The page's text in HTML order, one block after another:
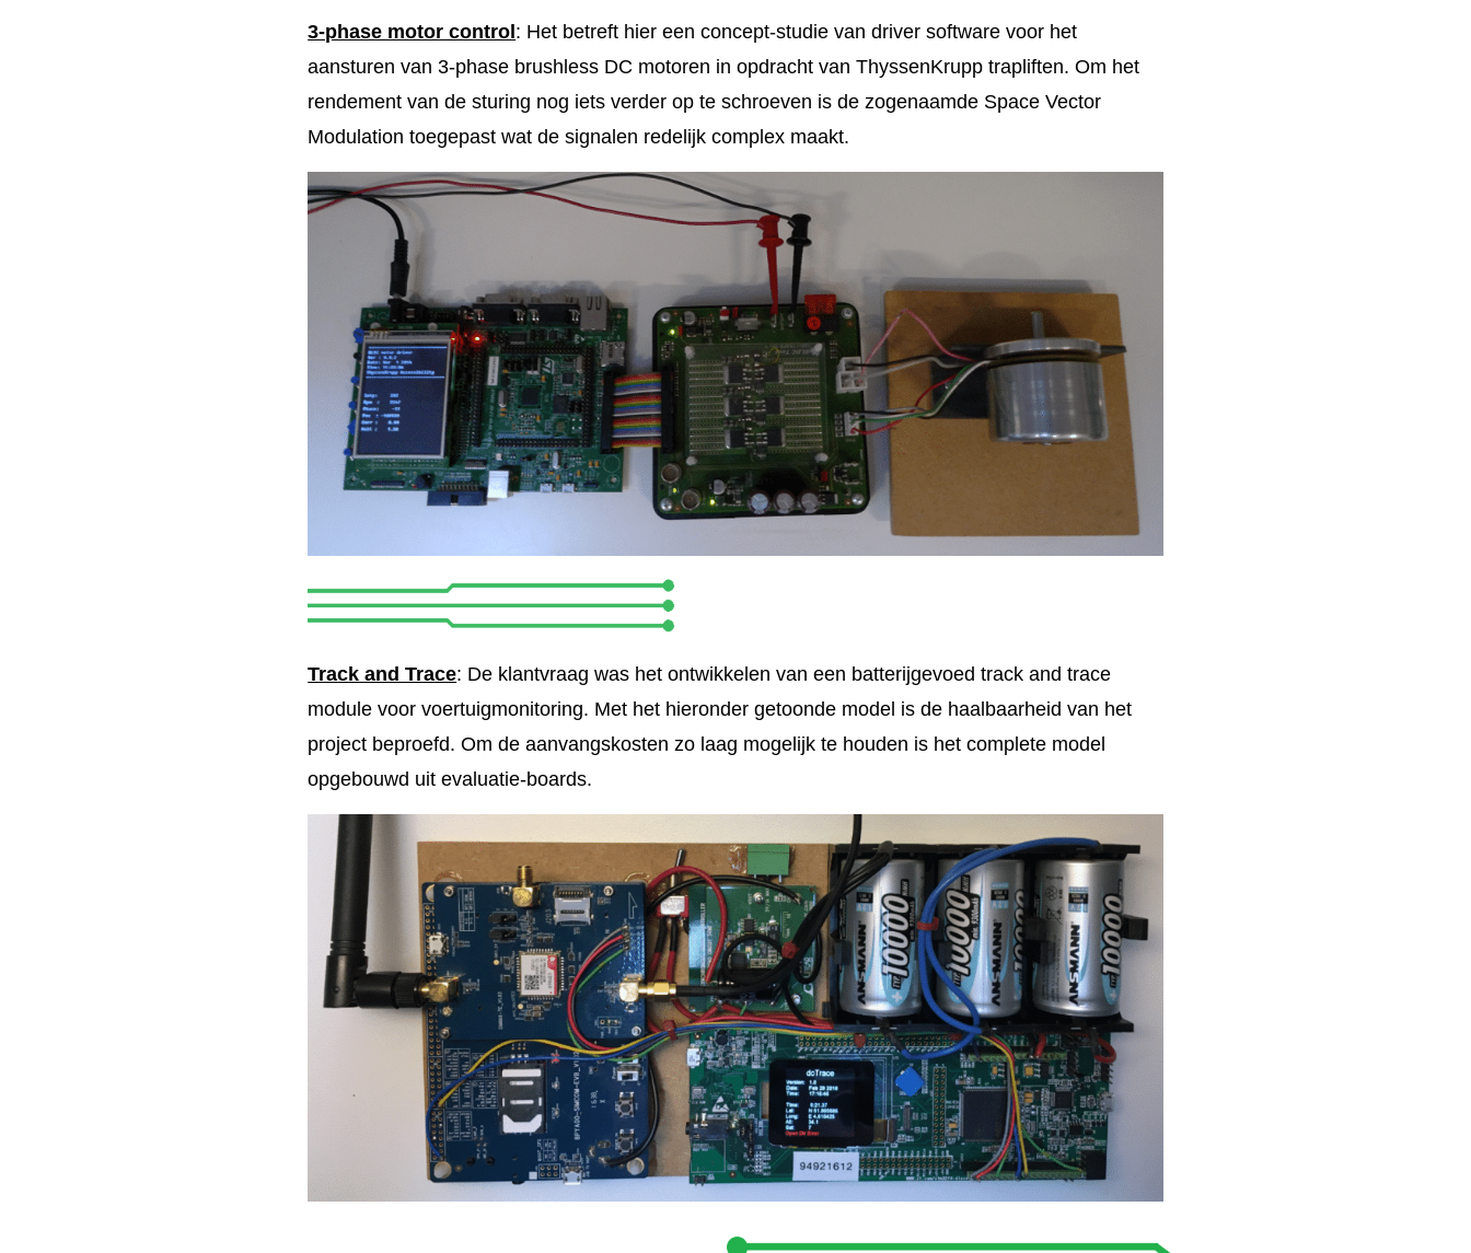
3-phase motor control : Het betreft hier een concept-studie van driver software voor het
aansturen van 3-phase brushless DC motoren in opdracht van ThyssenKrupp trapliften. Om het
rendement van de sturing nog iets verder op te schroeven is de zogenaamde Space Vector
Modulation toegepast wat de signalen redelijk complex maakt.
Track and Trace: De klantvraag was het ontwikkelen van een batterijgevoed track and trace
module voor voertuigmonitoring. Met het hieronder getoonde model is de haalbaarheid van het
project beproefd. Om de aanvangskosten zo laag mogelijk te houden is het complete model
opgebouwd uit evaluatie-boards.